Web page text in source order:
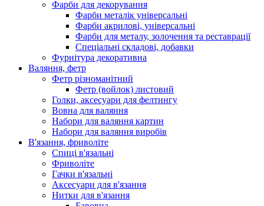
Фарби для декорування
Фарби металік універсальні
Фарби акрилові, універсальні
Фарби для металу, золочення та реставрації
Спеціальні складові, добавки
Фурнітура декоративна
Валяння, фетр
Фетр різноманітний
Фетр (войлок) листовий
Голки, аксесуари для фелтингу
Вовна для валяння
Набори для валяння картин
Набори для валяння виробів
В'язання, фриволіте
Спиці в'язальні
Фриволіте
Гачки в'язальні
Аксесуари для в'язання
Нитки для в'язання